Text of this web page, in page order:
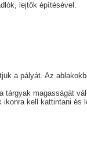
lejtők építésével.
a pályát. Az
tárgyak magasságát
kell kattintani és